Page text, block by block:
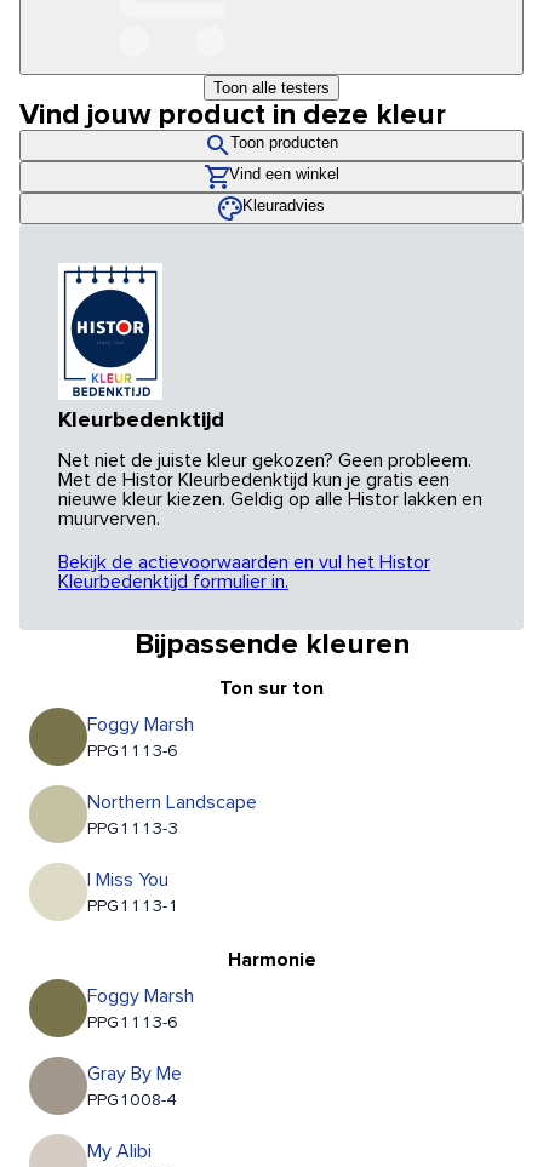
Toon alle testers
Vind jouw product in deze kleur
Toon producten
Vind een winkel
Kleuradvies
Kleurbedenktijd
Net niet de juiste kleur gekozen? Geen probleem.
Met de Histor Kleurbedenktijd kun je gratis een
nieuwe kleur kiezen. Geldig op alle Histor lakken en
muurverven.
Bekijk de actievoorwaarden en vul het Histor
Kleurbedenktijd formulier in.
Bijpassende kleuren
Ton sur ton
Foggy Marsh
PPG1113-6
Northern Landscape
PPG1113-3
I Miss You
PPG1113-1
Harmonie
Foggy Marsh
PPG1113-6
Gray By Me
PPG1008-4
My Alibi